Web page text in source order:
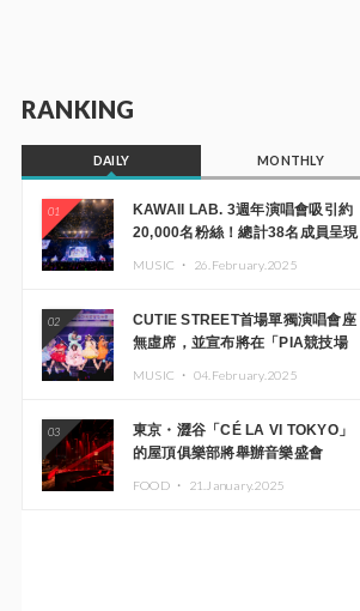
RANKING
DAILY MONTHLY
01
KAWAII LAB. 3週年演唱會吸引約
20,000名粉絲！總計38名成員呈現
MUSIC ・ 26.February.2025
02
CUTIE STREET首場單獨演唱會座
無虛席，並宣布將在「PIA競技場
MUSIC ・ 04.February.2025
03
東京・澀谷「CÉ LA VI TOKYO」
的屋頂俱樂部將舉辦音樂盛會
FOOD ・ 21.January.2025